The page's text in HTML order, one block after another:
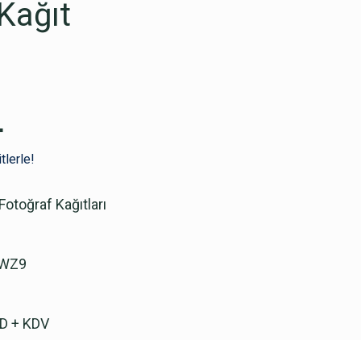
Kağıtları
+ KDV